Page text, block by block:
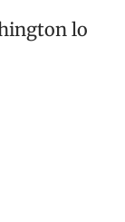
lo